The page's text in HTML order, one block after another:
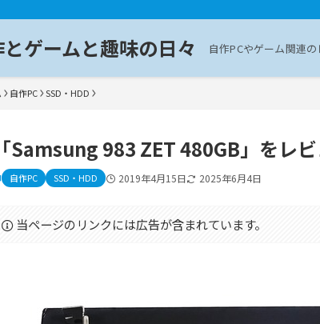
とゲームと趣味の日々 自作PCやゲーム関連
自作PC SSD・HDD
「Samsung 983 ZET 480GB」をレ
自作PC SSD・HDD 2019年4月15日 2025年6月4日
当ページのリンクには広告が含まれています。